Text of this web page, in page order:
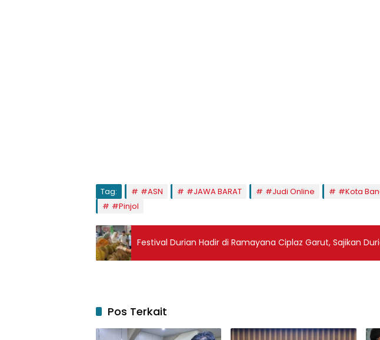
Tag: #ASN #JAWA BARAT #Judi Online #Kota
#Pinjol
Festival Durian Hadir di Ramayana Ciplaz Garut, Sajikan
Pos Terkait